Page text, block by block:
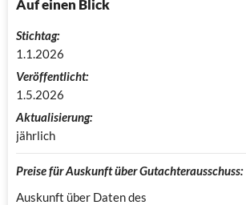
Auf einen Blick
Stichtag:
1.1.2026
Veröffentlicht:
1.5.2026
Aktualisierung:
jährlich
Preise für Auskunft über Gutachterausschuss:
Auskunft über Daten des